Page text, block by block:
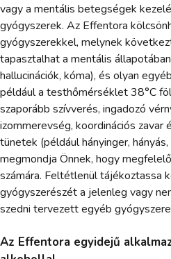
vagy a mentális betegségek
gyógyszerek. Az Effentora
gyógyszerekkel, melynek
tapasztalhat a mentális
hallucinációk, kóma), és olyan
például a testhőmérséklet 38°C
szaporább szívverés, ingadozó
izommerevség, koordinációs zavar
tünetek (például hányinger,
megmondja Önnek, hogy
számára. Feltétlenül tájékoztassa
gyógyszerészét a jelenleg vagy
szedni tervezett egyéb
Az Effentora egyidejű